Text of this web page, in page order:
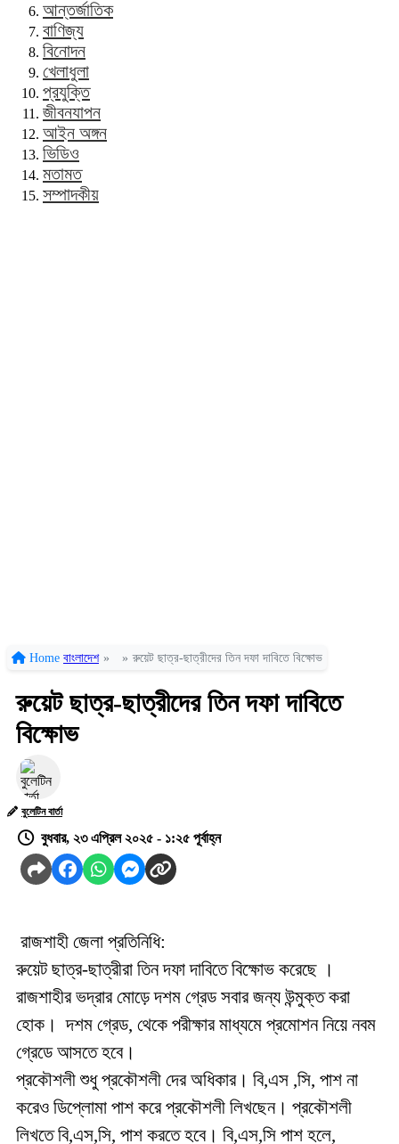
আন্তর্জাতিক
বাণিজ্য
বিনোদন
খেলাধুলা
প্রযুক্তি
জীবনযাপন
আইন অঙ্গন
ভিডিও
মতামত
সম্পাদকীয়
Home বাংলাদেশ » » রুয়েট ছাত্র-ছাত্রীদের তিন দফা দাবিতে বিক্ষোভ
রুয়েট ছাত্র-ছাত্রীদের তিন দফা দাবিতে
বিক্ষোভ
বুলেটিন বার্তা
বুধবার, ২৩ এপ্রিল ২০২৫ - ১:২৫ পূর্বাহ্ন
রাজশাহী জেলা প্রতিনিধি:
রুয়েট ছাত্র-ছাত্রীরা তিন দফা দাবিতে বিক্ষোভ করেছে ।
রাজশাহীর ভদ্রার মোড়ে দশম গ্রেড সবার জন্য উন্মুক্ত করা
হোক। দশম গ্রেড, থেকে পরীক্ষার মাধ্যমে প্রমোশন নিয়ে নবম
গ্রেডে আসতে হবে।
প্রকৌশলী শুধু প্রকৌশলী দের অধিকার। বি,এস ,সি, পাশ না
করেও ডিপ্লোমা পাশ করে প্রকৌশলী লিখছেন। প্রকৌশলী
লিখতে বি,এস,সি, পাশ করতে হবে। বি,এস,সি পাশ হলে,